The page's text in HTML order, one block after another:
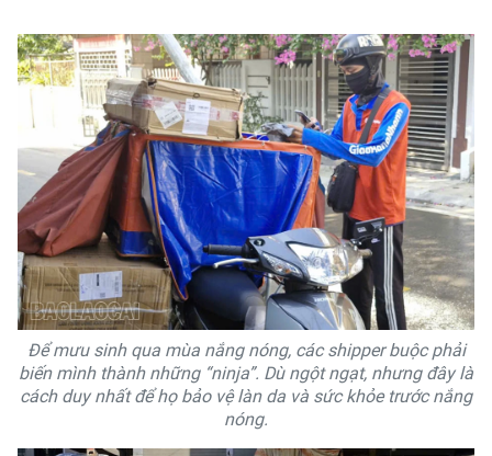
Để mưu sinh qua mùa nắng nóng, các shipper buộc phải
biến mình thành những “ninja”. Dù ngột ngạt, nhưng đây là
cách duy nhất để họ bảo vệ làn da và sức khỏe trước nắng
nóng.